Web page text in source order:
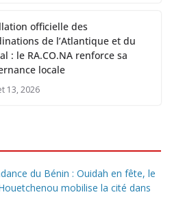
officielle des
de l’Atlantique et du
: le RA.CO.NA renforce sa
locale
13, 2026
du Bénin : Ouidah en fête, le
mobilise la cité dans